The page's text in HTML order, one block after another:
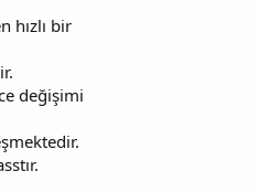
hızlı bir
değişimi